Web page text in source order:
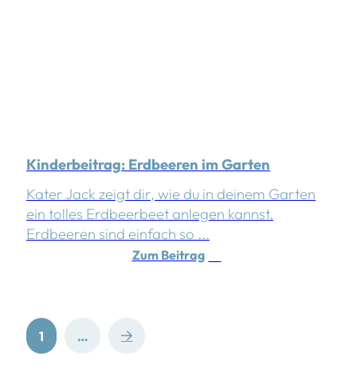
Kinderbeitrag: Erdbeeren im Garten
Kater Jack zeigt dir, wie du in deinem Garten
ein tolles Erdbeerbeet anlegen kannst.
Erdbeeren sind einfach so ...
Zum Beitrag
1 … Next